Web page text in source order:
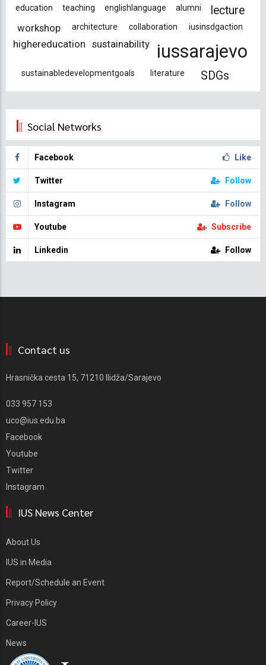
education teaching englishlanguage alumni lecture
workshop architecture collaboration iusinsdgaction
highereducation sustainability iussarajevo
sustainabledevelopmentgoals literature SDGs
Social Networks
Facebook Like
Twitter Follow
Instagram Follow
Youtube Subscribe
Linkedin Follow
Contact us
Hrasnička cesta 15, 71210 Ilidža/Sarajevo
033 957 153
uco@ius.edu.ba
Facebook
Youtube
Twitter
Instagram
IUS News Center
About Us
IUS in Media
Report/Schedule an Event
Privacy Policy
Career-IUS
News